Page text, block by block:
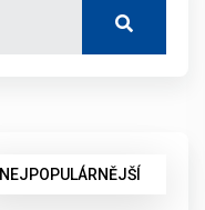
NEJPOPULÁRNĚJŠÍ